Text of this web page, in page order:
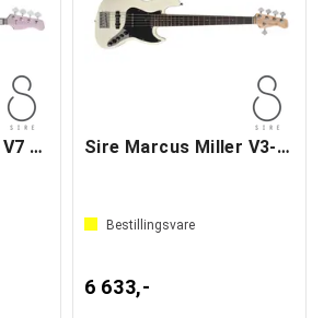
Sire Marcus Miller V7 Alder-4 Sire Marcus Miller V3-5 Antique White
Bestillingsvare
6 633,-